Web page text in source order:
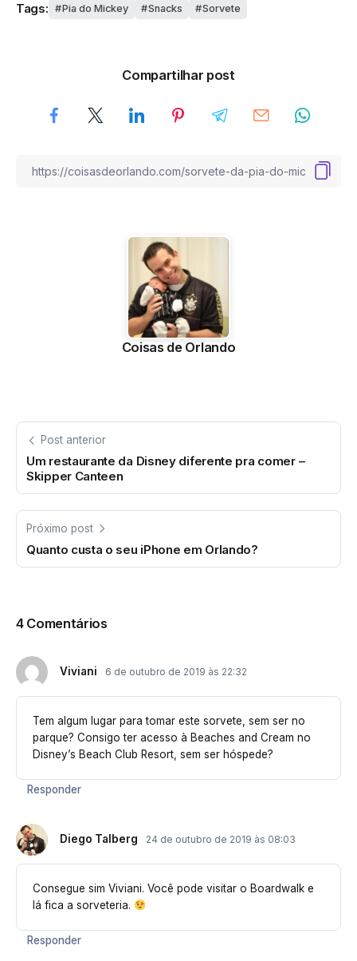
Tags: Pia do Mickey Snacks Sorvete
Compartilhar post
Coisas de Orlando
Post anterior
Um restaurante da Disney diferente pra comer –
Skipper Canteen
Próximo post
Quanto custa o seu iPhone em Orlando?
4 Comentários
Viviani 6 de outubro de 2019 às 22:32
Tem algum lugar para tomar este sorvete, sem ser no
parque? Consigo ter acesso à Beaches and Cream no
Disney’s Beach Club Resort, sem ser hóspede?
Responder
Diego Talberg 24 de outubro de 2019 às 08:03
Consegue sim Viviani. Você pode visitar o Boardwalk e
lá fica a sorveteria.
Responder